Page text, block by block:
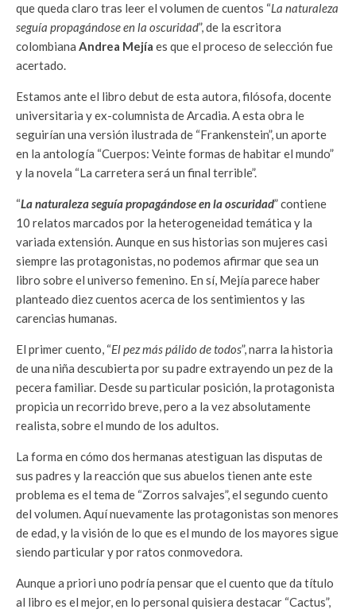
que queda claro tras leer el volumen de cuentos “La naturaleza
seguía propagándose en la oscuridad”, de la escritora
colombiana Andrea Mejía es que el proceso de selección fue
acertado.
Estamos ante el libro debut de esta autora, filósofa, docente
universitaria y ex-columnista de Arcadia. A esta obra le
seguirían una versión ilustrada de “Frankenstein”, un aporte
en la antología “Cuerpos: Veinte formas de habitar el mundo”
y la novela “La carretera será un final terrible”.
“La naturaleza seguía propagándose en la oscuridad” contiene
10 relatos marcados por la heterogeneidad temática y la
variada extensión. Aunque en sus historias son mujeres casi
siempre las protagonistas, no podemos afirmar que sea un
libro sobre el universo femenino. En sí, Mejía parece haber
planteado diez cuentos acerca de los sentimientos y las
carencias humanas.
El primer cuento, “El pez más pálido de todos”, narra la historia
de una niña descubierta por su padre extrayendo un pez de la
pecera familiar. Desde su particular posición, la protagonista
propicia un recorrido breve, pero a la vez absolutamente
realista, sobre el mundo de los adultos.
La forma en cómo dos hermanas atestiguan las disputas de
sus padres y la reacción que sus abuelos tienen ante este
problema es el tema de “Zorros salvajes”, el segundo cuento
del volumen. Aquí nuevamente las protagonistas son menores
de edad, y la visión de lo que es el mundo de los mayores sigue
siendo particular y por ratos conmovedora.
Aunque a priori uno podría pensar que el cuento que da título
al libro es el mejor, en lo personal quisiera destacar “Cactus”,